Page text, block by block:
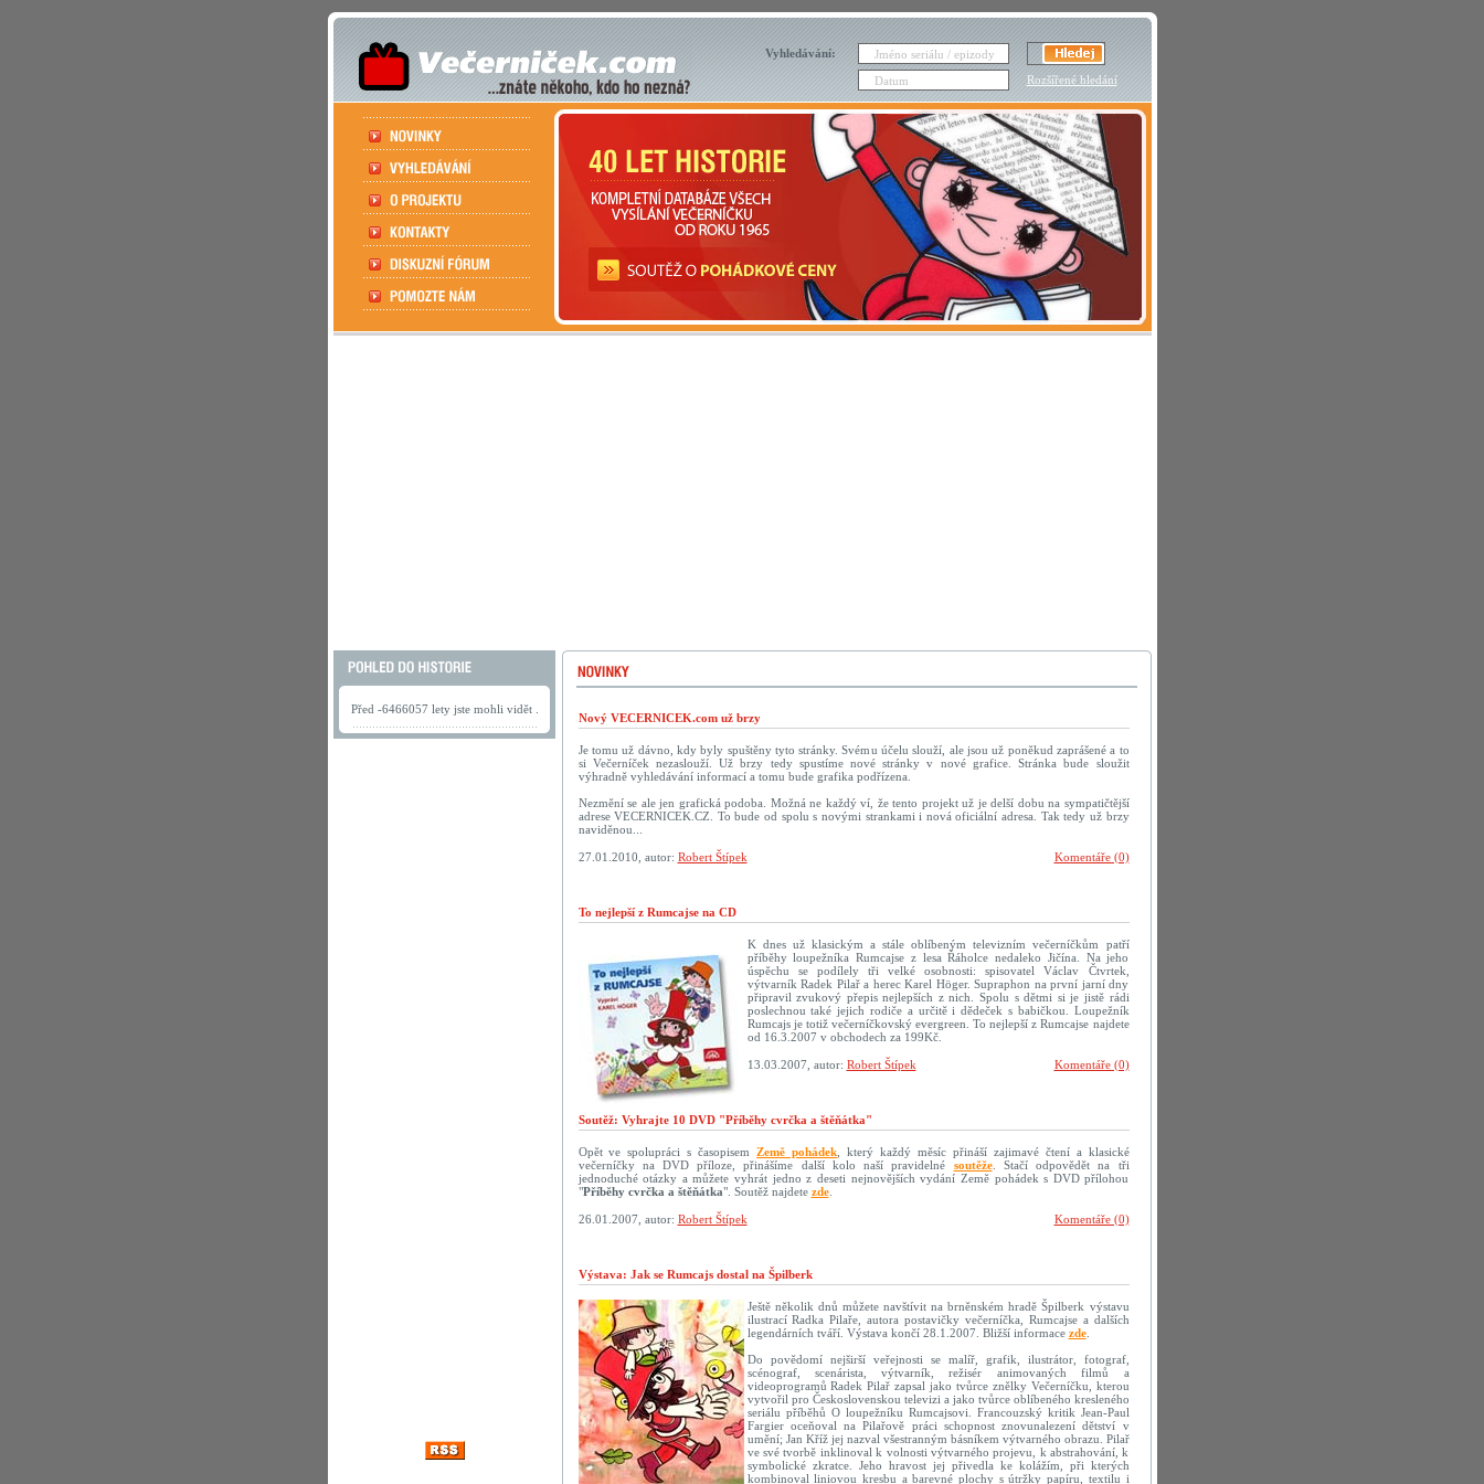
Vyhledávání:
Rozšířené hledání
Před -6466057 lety jste mohli vidět .
Nový VECERNICEK.com už brzy
Je tomu už dávno, kdy byly spuštěny tyto stránky. Svému účelu slouží, ale jsou už poněkud zaprášené a to
si Večerníček nezaslouží. Už brzy tedy spustíme nové stránky v nové grafice. Stránka bude sloužit
výhradně vyhledávání informací a tomu bude grafika podřízena.
Nezmění se ale jen grafická podoba. Možná ne každý ví, že tento projekt už je delší dobu na sympatičtější
adrese VECERNICEK.CZ. To bude od spolu s novými strankami i nová oficiální adresa. Tak tedy už brzy
naviděnou...
Komentáře (0)
27.01.2010, autor: Robert Štípek
To nejlepší z Rumcajse na CD
K dnes už klasickým a stále oblíbeným televizním večerníčkům patří
příběhy loupežníka Rumcajse z lesa Řáholce nedaleko Jičína. Na jeho
úspěchu se podílely tři velké osobnosti: spisovatel Václav Čtvrtek,
výtvarník Radek Pilař a herec Karel Höger. Supraphon na první jarní dny
připravil zvukový přepis nejlepších z nich. Spolu s dětmi si je jistě rádi
poslechnou také jejich rodiče a určitě i dědeček s babičkou. Loupežník
Rumcajs je totiž večerníčkovský evergreen. To nejlepší z Rumcajse najdete
od 16.3.2007 v obchodech za 199Kč.
Komentáře (0)
13.03.2007, autor: Robert Štípek
Soutěž: Vyhrajte 10 DVD "Příběhy cvrčka a štěňátka"
Opět ve spolupráci s časopisemZemě pohádek , který každý měsíc přináší zajimavé čtení a klasické
večerníčky na DVD příloze, přinášíme další kolo naší pravidelné soutěže. Stačí odpovědět na tři
jednoduché otázky a můžete vyhrát jedno z deseti nejnovějších vydání Země pohádek s DVD přílohou
"Příběhy cvrčka a štěňátka". Soutěž najdete zde.
Komentáře (0)
26.01.2007, autor: Robert Štípek
Výstava: Jak se Rumcajs dostal na Špilberk
Ještě několik dnů můžete navštívit na brněnském hradě Špilberk výstavu
ilustrací Radka Pilaře, autora postavičky večerníčka, Rumcajse a dalších
legendárních tváří. Výstava končí 28.1.2007. Bližší informace zde.
Do povědomí nejširší veřejnosti se malíř, grafik, ilustrátor, fotograf,
scénograf, scenárista, výtvarník, režisér animovaných filmů a
videoprogramů Radek Pilař zapsal jako tvůrce znělky Večerníčku, kterou
vytvořil pro Československou televizi a jako tvůrce oblíbeného kresleného
seriálu příběhů O loupežníku Rumcajsovi. Francouzský kritik Jean-Paul
Fargier oceňoval na Pilařově práci schopnost znovunalezení dětství v
umění; Jan Kříž jej nazval všestranným básníkem výtvarného obrazu. Pilař
ve své tvorbě inklinoval k volnosti výtvarného projevu, k abstrahování, k
symbolické zkratce. Jeho hravost jej přivedla ke kolážím, při kterých
kombinoval liniovou kresbu a barevné plochy s útržky papíru, textilu i